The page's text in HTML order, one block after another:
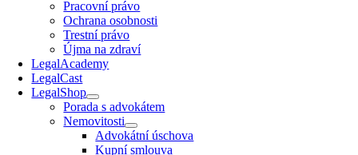
Pracovní právo
Ochrana osobnosti
Trestní právo
Újma na zdraví
LegalAcademy
LegalCast
LegalShop
Porada s advokátem
Nemovitosti
Advokátní úschova
Kupní smlouva